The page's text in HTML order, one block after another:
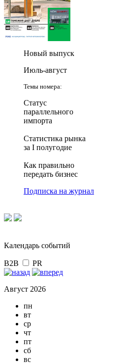
Новый выпуск
Июль-август
Темы номера:
Статус
параллельного
импорта
Статистика рынка
за I полугодие
Как правильно
передать бизнес
Подписка на журнал
Календарь событий
B2B PR
Август 2026
пн
вт
ср
чт
пт
сб
вс